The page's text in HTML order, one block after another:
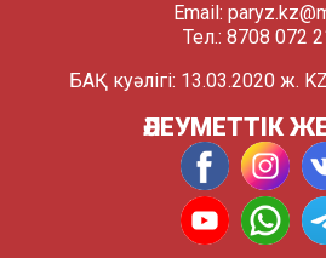
Email:
Тел.: 8708 072
БАҚ куәлігі: 13.03.2020 ж.
ӘЛЕУМЕТТІК